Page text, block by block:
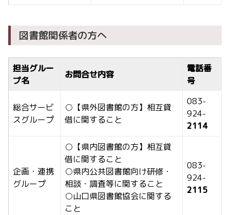
図書館関係者の方へ
担当グルー
プ名
お問合せ内容
電話番
号
総合サービ
スグループ
○【県外図書館の方】相互貸
借に関すること
083-
924-
2114
企画・連携
グループ
○【県内図書館の方】相互貸
借に関すること
○県内公共図書館向け研修・
相談・調査等に関すること
○山口県図書館協会に関する
こと
083-
924-
2115